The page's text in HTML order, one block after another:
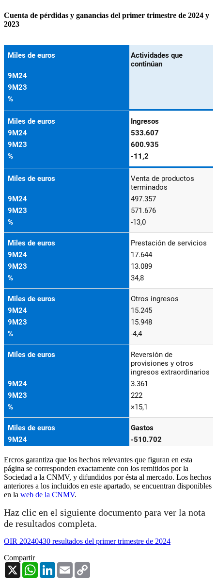
Cuenta de pérdidas y ganancias del primer trimestre de 2024 y
2023
Ercros garantiza que los hechos relevantes que figuran en esta
página se corresponden exactamente con los remitidos por la
Sociedad a la CNMV, y difundidos por ésta al mercado. Los hechos
anteriores a los incluidos en este apartado, se encuentran disponibles
en la web de la CNMV.
Haz clic en el siguiente documento para ver la nota
de resultados completa.
OIR 20240430 resultados del primer trimestre de 2024
Compartir
X
WhatsAppLinkedInEmail